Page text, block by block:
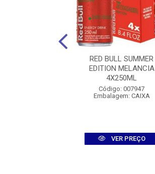
RED BULL SUMMER
EDITION MELANCIA
4X250ML
Código: 007947
Embalagem: CAIXA
VER PREÇO